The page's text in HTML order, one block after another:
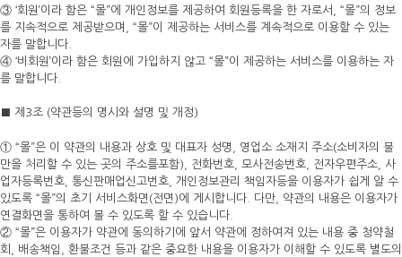
③ ‘회원’이라 함은 “몰”에 개인정보를 제공하여 회원등록을 한 자로서, “몰”의 정보
를 지속적으로 제공받으며, “몰”이 제공하는 서비스를 계속적으로 이용할 수 있는
자를 말합니다.
④ ‘비회원’이라 함은 회원에 가입하지 않고 “몰”이 제공하는 서비스를 이용하는 자
를 말합니다.
■ 제3조 (약관등의 명시와 설명 및 개정)
① “몰”은 이 약관의 내용과 상호 및 대표자 성명, 영업소 소재지 주소(소비자의 불
만을 처리할 수 있는 곳의 주소를포함), 전화번호, 모사전송번호, 전자우편주소, 사
업자등록번호, 통신판매업신고번호, 개인정보관리 책임자등을 이용자가 쉽게 알 수
있도록 “몰”의 초기 서비스화면(전면)에 게시합니다. 다만, 약관의 내용은 이용자가
연결화면을 통하여 볼 수 있도록 할 수 있습니다.
② “몰”은 이용자가 약관에 동의하기에 앞서 약관에 정하여져 있는 내용 중 청약철
회, 배송책임, 환불조건 등과 같은 중요한 내용을 이용자가 이해할 수 있도록 별도의